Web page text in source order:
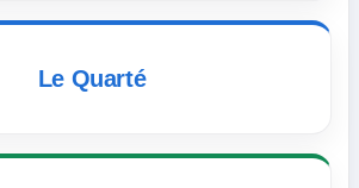
Le Quarté